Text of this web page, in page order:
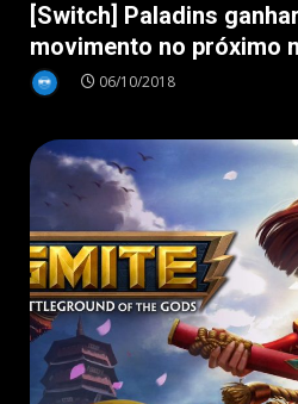
[Switch] Paladins
movimento no próximo
06/10/2018